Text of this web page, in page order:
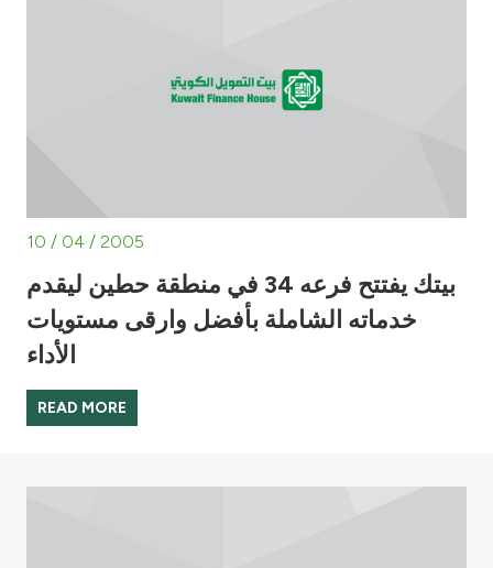
10 / 04 / 2005
بيتك يفتتح فرعه 34 في منطقة حطين ليقدم
خدماته الشاملة بأفضل وارقى مستويات
الأداء
READ MORE